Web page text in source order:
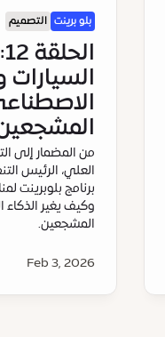
بلو برينت التصميم
السيارات
من المضمار إلى
العلي، الرئيس
برنامج بلوبرينت
وكيف يغير الذكاء
المشجعين.
Feb 3, 2026